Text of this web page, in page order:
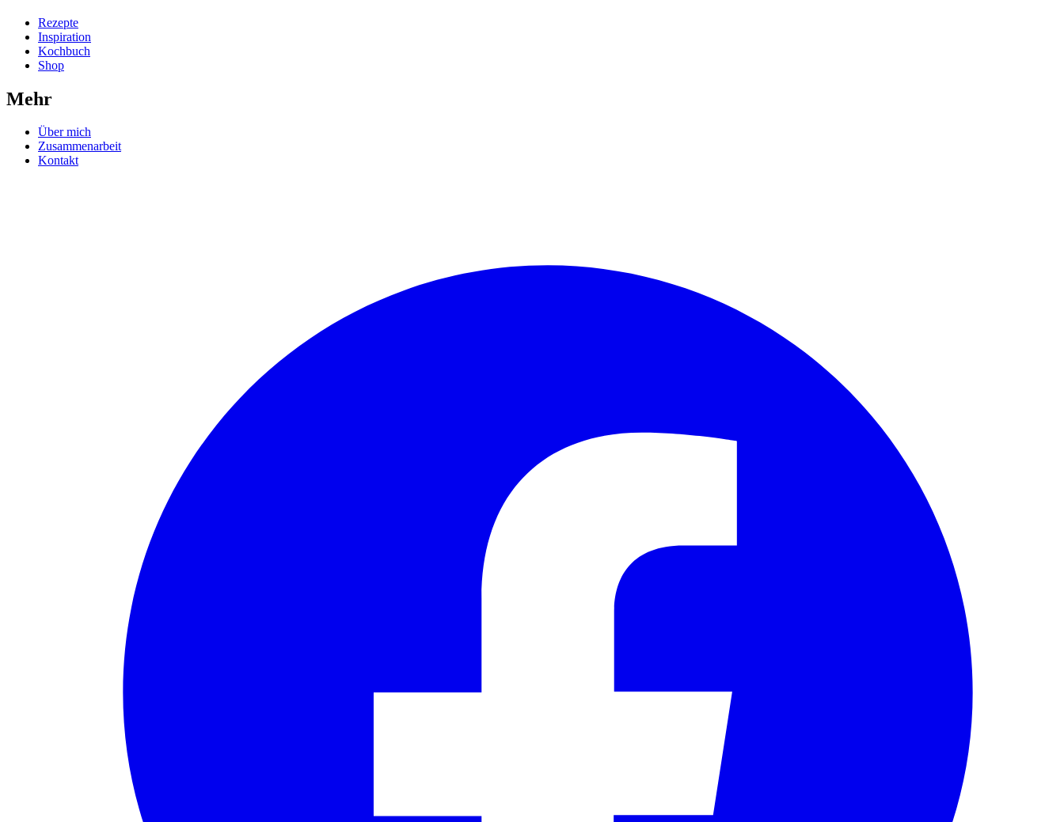
Rezepte
Inspiration
Kochbuch
Shop
Mehr
Über mich
Zusammenarbeit
Kontakt